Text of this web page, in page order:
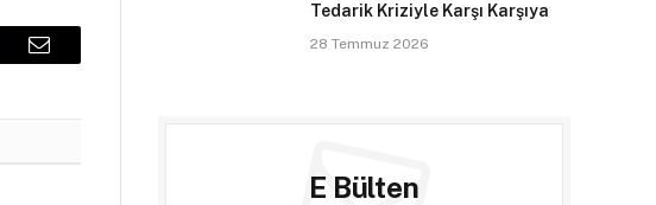
Email
Tedarik Kriziyle Karşı Karşıya
28 Temmuz 2026
E Bülten